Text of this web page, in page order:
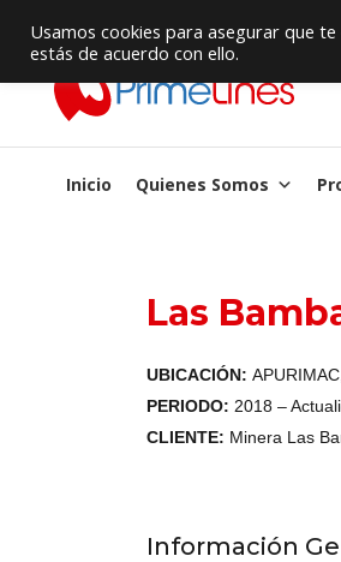
Inicio Quienes Somos
Las
UBICACIÓN:
PERIODO: 2018 –
CLIENTE: Minera Las
Información
Usamos cookies para asegurar que
estás de acuerdo con ello.